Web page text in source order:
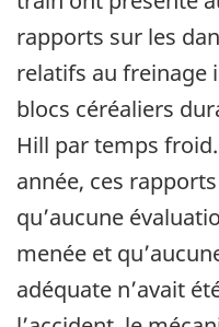
rapports sur les
relatifs au freinage
blocs céréaliers
Hill par temps
année, ces
qu’aucune
menée et
adéquate n’avait